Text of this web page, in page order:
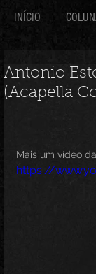
INÍCIO
Antonio
(Acapella
Mais um vídeo
https://